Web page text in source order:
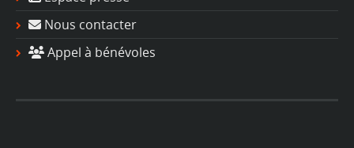
Nous contacter
Appel à bénévoles